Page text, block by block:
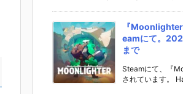
『
eamにて。
まで
Steamにて、『
されています。